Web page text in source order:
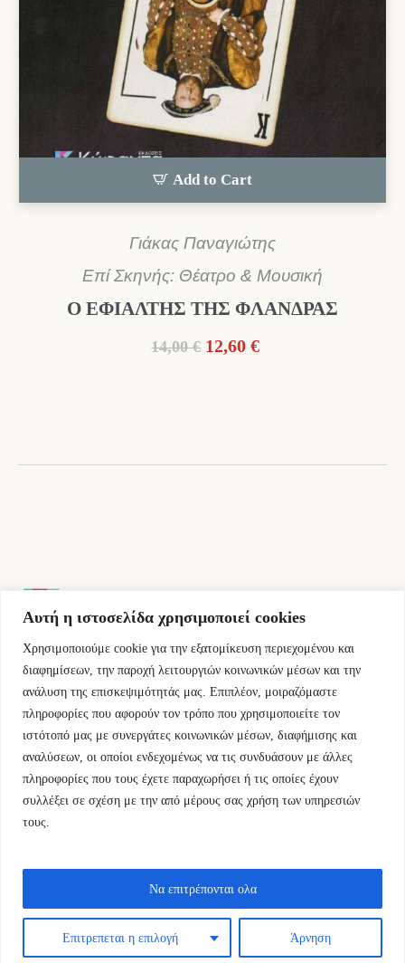
Αυτή η ιστοσελίδα χρησιμοποιεί cookies
Χρησιμοποιούμε cookie για την εξατομίκευση περιεχομένου και
διαφημίσεων, την παροχή λειτουργιών κοινωνικών μέσων και την
ανάλυση της επισκεψιμότητάς μας. Επιπλέον, μοιραζόμαστε
πληροφορίες που αφορούν τον τρόπο που χρησιμοποιείτε τον
ιστότοπό μας με συνεργάτες κοινωνικών μέσων, διαφήμισης και
αναλύσεων, οι οποίοι ενδεχομένως να τις συνδυάσουν με άλλες
πληροφορίες που τους έχετε παραχωρήσει ή τις οποίες έχουν
συλλέξει σε σχέση με την από μέρους σας χρήση των υπηρεσιών
τους.
Επιτρεπεται η επιλογή Άρνηση
Να επιτρέπονται ολα
Add to Cart
Γιάκας Παναγιώτης
Επί Σκηνής: Θέατρο & Μουσική
Ο ΕΦΙΑΛΤΗΣ ΤΗΣ ΦΛΑΝΔΡΑΣ
14,00 € Original
12,60 €Η
Εμμ.Μπενάκη 76 10681 Αθήνα Ελλάδα.
+30.2110084023
info@kyfantabooks.gr
Βρείτε μας